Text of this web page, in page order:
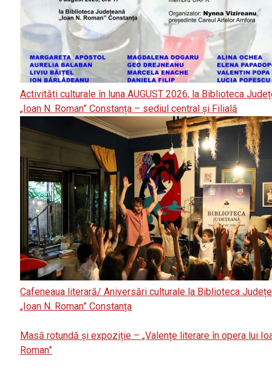
Activități culturale în luna AUGUST 2026, la Biblioteca
„Ioan N. Roman” Constanța – sediul central și Filială
Cafeneaua literară/ Aniversări culturale la Biblioteca
„Ioan N. Roman” Constanța
Masă rotundă și expoziție – „Valențe literare în opera lui
Roman”